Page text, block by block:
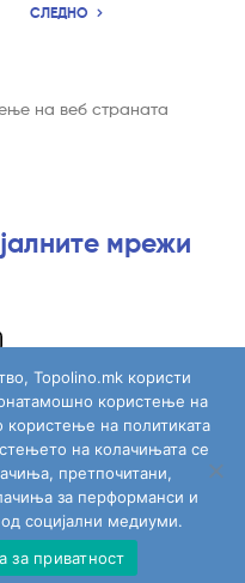
СЛЕДНО
на веб страната
мрежи
Пребарај
Topolino.mk користи
користење на
користење на политиката
на колачињата се
претпочитани,
за перформанси и
социјални медиуми.
за приватност